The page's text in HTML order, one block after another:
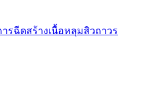
ารฉีดสร้างเนื้อหลุมสิวถาวร